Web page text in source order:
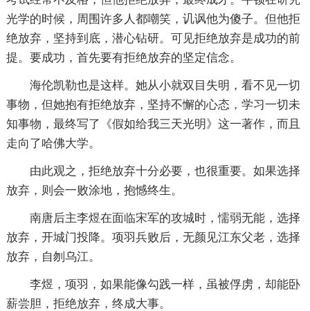
光学的时候，周围许多人都嘲笑，讥讽他为傻子。但他拒
绝放弃，坚持到底，潜心钻研。可见拒绝放弃是成功的前
提。要成功，首先要有拒绝放弃的坚定信念。
海伦凯勒也是这样。她从小就双目失明，看不见一切
事物，但她抱有拒绝放弃，坚持不懈的心态，学习一切未
知事物，最终写了《假如给我三天光明》这一著作，而且
走向了哈佛大学。
由此观之，拒绝放弃十分必要，也很重要。如果选择
放弃，则会一败涂地，抱憾终生。
南唐后主李煜在面临宋军的攻城时，懦弱无能，选择
放弃，开城门投降。项羽兵败后，无颜见江东父老，选择
放弃，自刎乌江。
李煜，项羽，如果能像勾践一样，虽被俘虏，却能卧
薪尝胆，拒绝放弃，终成大事。